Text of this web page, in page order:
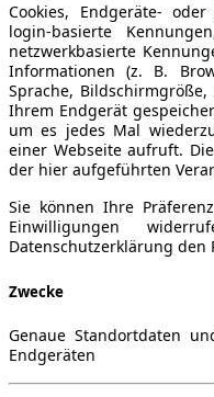
Cookies, Endgeräte-
login-basierte
netzwerkbasierte
Informationen (z. B.
Sprache,
Ihrem Endgerät
um es jedes Mal
einer Webseite aufruft.
der hier aufgeführten
Sie können Ihre
Einwilligungen
Datenschutzerklärung den
Zwecke
Genaue Standortdaten
Endgeräten